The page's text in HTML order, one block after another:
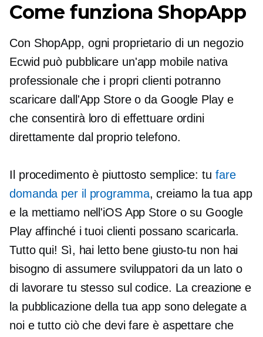
Come funziona ShopApp
Con ShopApp, ogni proprietario di un negozio
Ecwid può pubblicare un'app mobile nativa
professionale che i propri clienti potranno
scaricare dall'App Store o da Google Play e
che consentirà loro di effettuare ordini
direttamente dal proprio telefono.
Il procedimento è piuttosto semplice: tu fare
domanda per il programma, creiamo la tua app
e la mettiamo nell'iOS App Store o su Google
Play affinché i tuoi clienti possano scaricarla.
Tutto qui! Sì, hai letto bene giusto-tu non hai
bisogno di assumere sviluppatori da un lato o
di lavorare tu stesso sul codice. La creazione e
la pubblicazione della tua app sono delegate a
noi e tutto ciò che devi fare è aspettare che